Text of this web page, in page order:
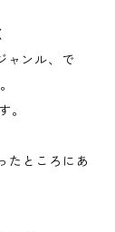
ャンル、で
。
たところにあ